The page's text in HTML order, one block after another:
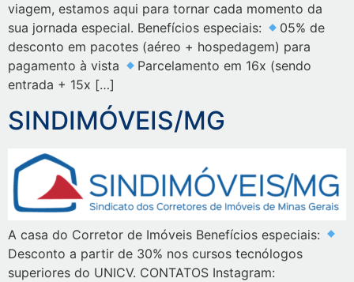
viagem, estamos aqui para tornar cada momento da
sua jornada especial. Benefícios especiais:
05% de
desconto em pacotes (aéreo + hospedagem) para
pagamento à vista
Parcelamento em 16x (sendo
entrada + 15x […]
SINDIMÓVEIS/MG
A casa do Corretor de Imóveis Benefícios especiais:
Desconto a partir de 30% nos cursos tecnólogos
superiores do UNICV. CONTATOS Instagram: